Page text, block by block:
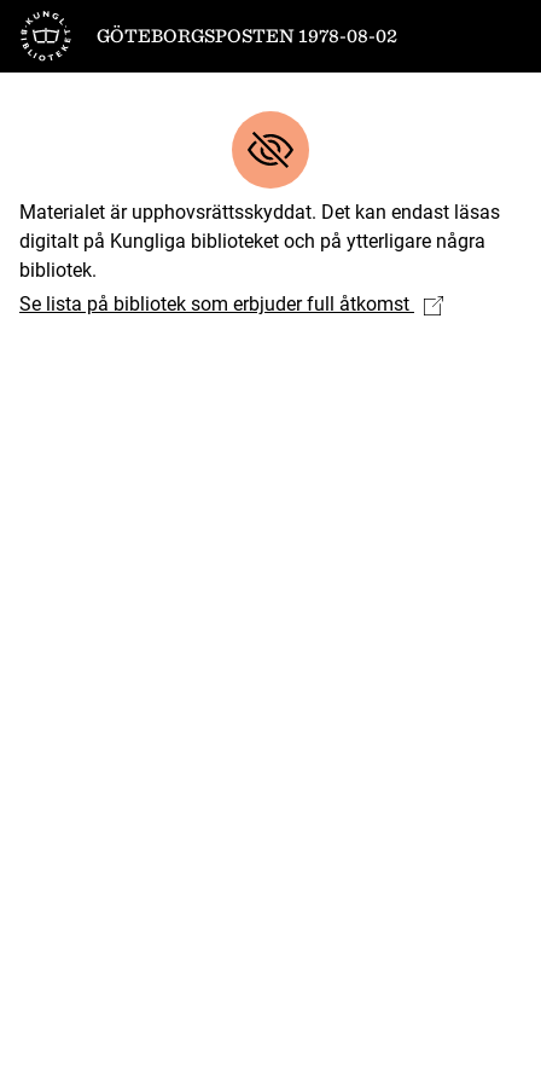
Till startsidan
GÖTEBORGSPOSTEN 1978-08-02
Materialet är upphovsrättsskyddat. Det kan endast läsas
digitalt på Kungliga biblioteket och på ytterligare några
bibliotek.
Se lista på bibliotek som erbjuder full åtkomst